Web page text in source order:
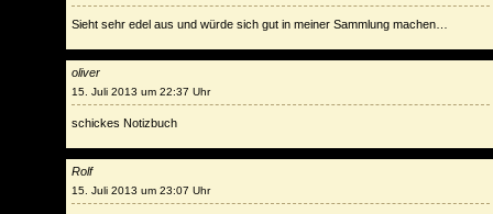
Sieht sehr edel aus und würde sich gut in meiner Sammlung machen…
oliver
15. Juli 2013 um 22:37 Uhr
schickes Notizbuch
Rolf
15. Juli 2013 um 23:07 Uhr